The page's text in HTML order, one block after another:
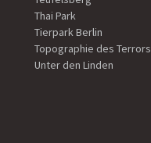
Thai Park
Tierpark Berlin
Topographie des Terrors
Unter den Linden